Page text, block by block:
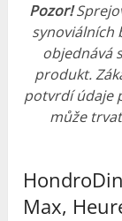
Pozor!
synoviálních
objednává
produkt.
potvrdí údaje
může
Max,